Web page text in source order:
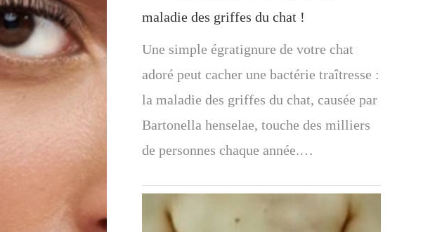
maladie des griffes du chat !
Une simple égratignure de votre chat
adoré peut cacher une bactérie traîtresse :
la maladie des griffes du chat, causée par
Bartonella henselae, touche des milliers
de personnes chaque année.…